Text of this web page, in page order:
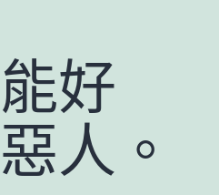
好
人。